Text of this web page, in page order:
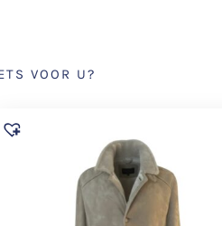
VOOR U?